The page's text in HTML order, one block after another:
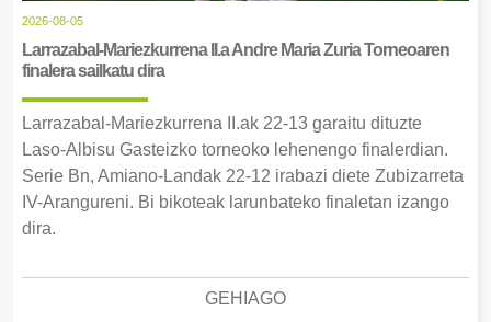
2026-08-05
Larrazabal-Mariezkurrena II.a Andre Maria Zuria Torneoaren
finalera sailkatu dira
Larrazabal-Mariezkurrena II.ak 22-13 garaitu dituzte
Laso-Albisu Gasteizko torneoko lehenengo finalerdian.
Serie Bn, Amiano-Landak 22-12 irabazi diete Zubizarreta
IV-Arangureni. Bi bikoteak larunbateko finaletan izango
dira.
GEHIAGO